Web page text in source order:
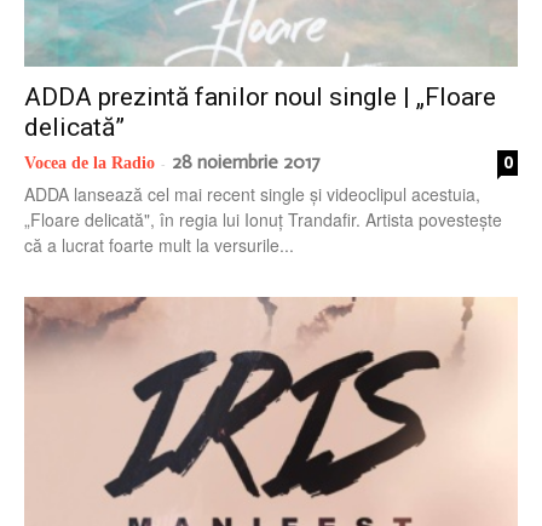
ADDA prezintă fanilor noul single | „Floare
delicată”
Vocea de la Radio - 28 noiembrie 2017 0
ADDA lansează cel mai recent single și videoclipul acestuia,
„Floare delicată", în regia lui Ionuț Trandafir. Artista povestește
că a lucrat foarte mult la versurile...